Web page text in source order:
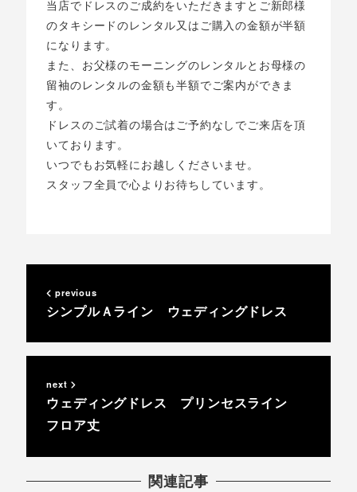
当店でドレスのご成約をいただきますとご新郎様
のタキシードのレンタル又はご購入の金額が半額
になります。
また、お父様のモーニングのレンタルとお母様の
留袖のレンタルの金額も半額でご案内ができま
す。
ドレスのご試着の場合はご予約なしでご来店を頂
いております。
いつでもお気軽にお越しくださいませ。
スタッフ全員で心よりお待ちしています。
previous
シンプルＡライン ウェディングドレス
next
ウェディングドレス プリンセスライン
フロア丈
関連記事